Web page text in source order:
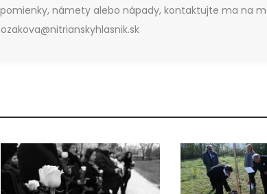
námety alebo nápady, kontaktujte ma na